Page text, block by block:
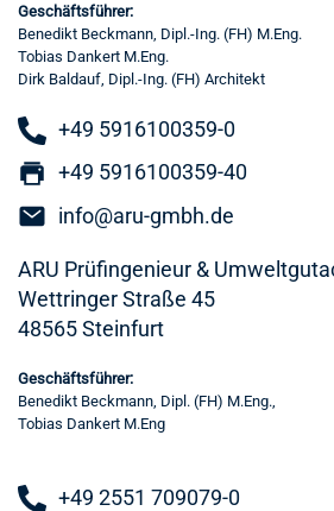
Geschäftsführer:
Benedikt Beckmann, Dipl.-Ing. (FH) M.Eng.
Tobias Dankert M.Eng.
Dirk Baldauf, Dipl.-Ing. (FH) Architekt
+49 5916100359-0
+49 5916100359-40
info@aru-gmbh.de
ARU Prüfingenieur &
Wettringer Straße 45
48565 Steinfurt
Geschäftsführer:
Benedikt Beckmann, Dipl. (FH) M.Eng.,
Tobias Dankert M.Eng
+49 2551 709079-0